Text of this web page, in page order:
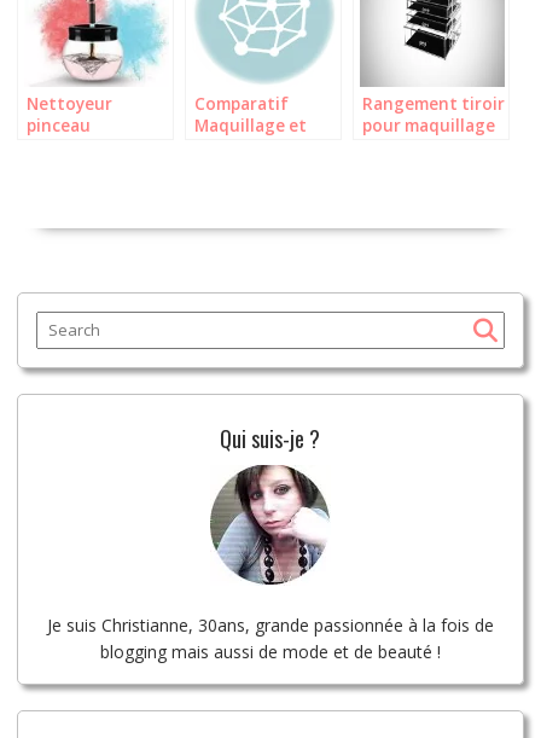
Nettoyeur
pinceau
Comparatif
Maquillage et
Rangement tiroir
pour maquillage
Qui suis-je ?
Je suis Christianne, 30ans, grande passionnée à la fois de
blogging mais aussi de mode et de beauté !